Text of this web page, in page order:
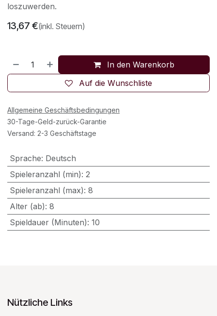
loszuwerden.
13,67 €(inkl. Steuern)
In den Warenkorb
Auf die Wunschliste
Allgemeine Geschäftsbedingungen
30-Tage-Geld-zurück-Garantie
Versand: 2-3 Geschäftstage
Sprache: Deutsch
Spieleranzahl (min): 2
Spieleranzahl (max): 8
Alter (ab): 8
Spieldauer (Minuten): 10
Nützliche Links